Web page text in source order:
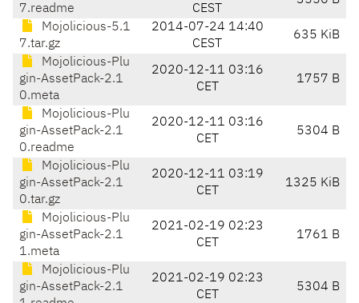
7.readme
CEST
Mojolicious-5.1
7.tar.gz
2014-07-24 14:40
CEST
635 KiB
Mojolicious-Plu
gin-AssetPack-2.1
0.meta
2020-12-11 03:16
CET
1757 B
Mojolicious-Plu
gin-AssetPack-2.1
0.readme
2020-12-11 03:16
CET
5304 B
Mojolicious-Plu
gin-AssetPack-2.1
0.tar.gz
2020-12-11 03:19
CET
1325 KiB
Mojolicious-Plu
gin-AssetPack-2.1
1.meta
2021-02-19 02:23
CET
1761 B
Mojolicious-Plu
gin-AssetPack-2.1
2021-02-19 02:23
CET
5304 B